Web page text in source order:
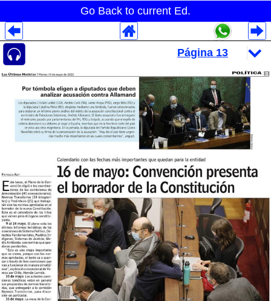
Go Back to current Ed.
Despliegues Analytics
Despliegues Totales
Despliegues por Rubros